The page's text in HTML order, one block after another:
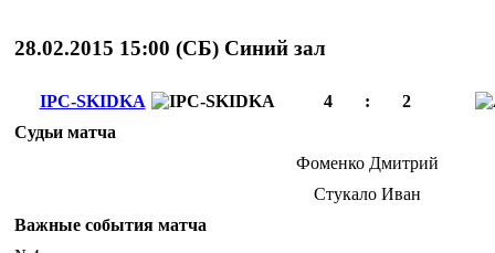
28.02.2015 15:00 (СБ) Cиний зал
IPC-SKIDKA 4 :
2
Судьи матча
Фоменко Дмитрий
Стукало Иван
Важные события матча